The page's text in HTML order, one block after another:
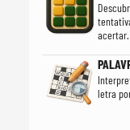
acertar.
letra